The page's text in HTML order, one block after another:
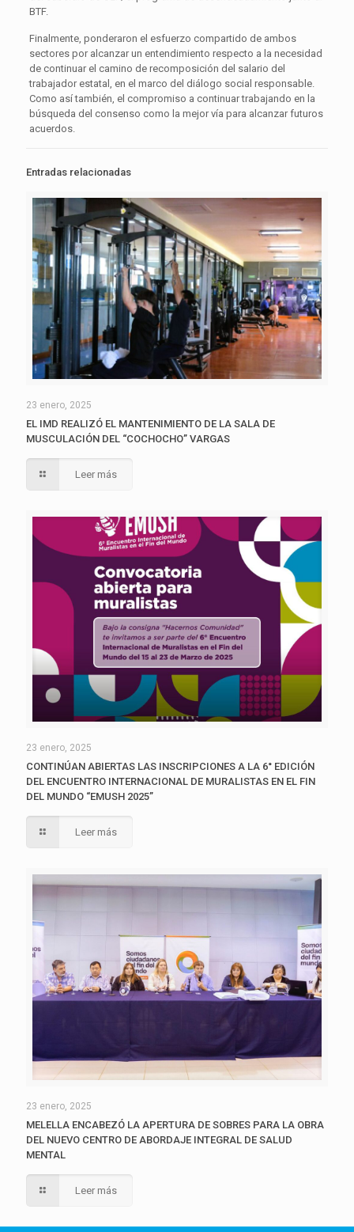
BTF.
Finalmente, ponderaron el esfuerzo compartido de ambos
sectores por alcanzar un entendimiento respecto a la necesidad
de continuar el camino de recomposición del salario del
trabajador estatal, en el marco del diálogo social responsable.
Como así también, el compromiso a continuar trabajando en la
búsqueda del consenso como la mejor vía para alcanzar futuros
acuerdos.
Entradas relacionadas
23 enero, 2025
EL IMD REALIZÓ EL MANTENIMIENTO DE LA SALA DE
MUSCULACIÓN DEL “COCHOCHO” VARGAS
Leer más
23 enero, 2025
CONTINÚAN ABIERTAS LAS INSCRIPCIONES A LA 6° EDICIÓN
DEL ENCUENTRO INTERNACIONAL DE MURALISTAS EN EL FIN
DEL MUNDO “EMUSH 2025”
Leer más
23 enero, 2025
MELELLA ENCABEZÓ LA APERTURA DE SOBRES PARA LA OBRA
DEL NUEVO CENTRO DE ABORDAJE INTEGRAL DE SALUD
MENTAL
Leer más